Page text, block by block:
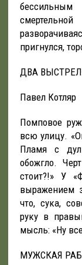
пригнулся,
ДВА
Павел Котляр
Помповое
всю улицу.
Пламя с
обожгло.
стоит?!» У
выражением
что, сука,
руку в
мысль: «Ну
МУЖСКАЯ